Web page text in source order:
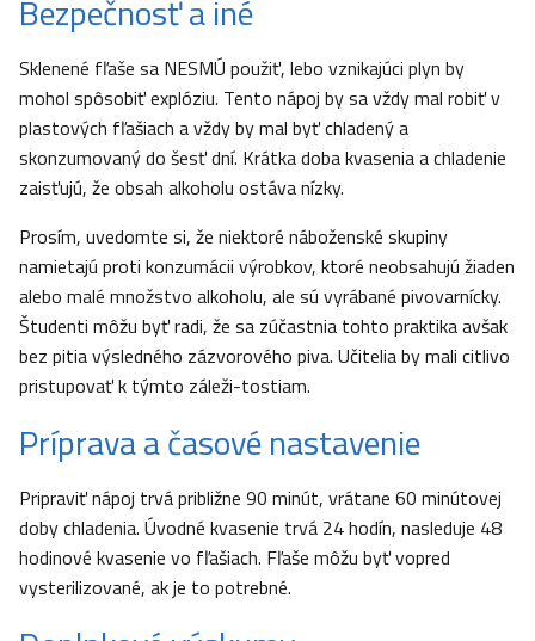
Bezpečnosť a iné
Sklenené fľaše sa NESMÚ použiť, lebo vznikajúci plyn by
mohol spôsobiť explóziu. Tento nápoj by sa vždy mal robiť v
plastových fľašiach a vždy by mal byť chladený a
skonzumovaný do šesť dní. Krátka doba kvasenia a chladenie
zaisťujú, že obsah alkoholu ostáva nízky.
Prosím, uvedomte si, že niektoré náboženské skupiny
namietajú proti konzumácii výrobkov, ktoré neobsahujú žiaden
alebo malé množstvo alkoholu, ale sú vyrábané pivovarnícky.
Študenti môžu byť radi, že sa zúčastnia tohto praktika avšak
bez pitia výsledného zázvorového piva. Učitelia by mali citlivo
pristupovať k týmto záleži-tostiam.
Príprava a časové nastavenie
Pripraviť nápoj trvá približne 90 minút, vrátane 60 minútovej
doby chladenia. Úvodné kvasenie trvá 24 hodín, nasleduje 48
hodinové kvasenie vo fľašiach. Fľaše môžu byť vopred
vysterilizované, ak je to potrebné.